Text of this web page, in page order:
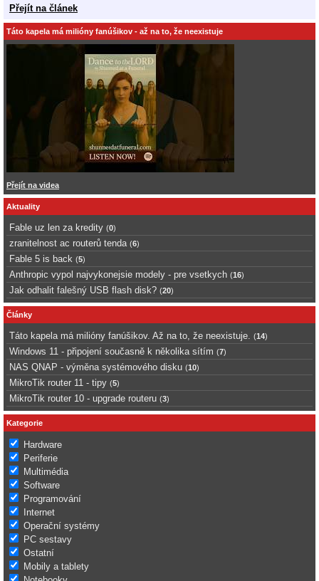
Přejít na článek
Táto kapela má milióny fanúšikov - až na to, že neexistuje
Přejít na videa
Aktuality
Fable uz len za kredity (0)
zranitelnost ac routerů tenda (6)
Fable 5 is back (5)
Anthropic vypol najvykonejsie modely - pre vsetkych (16)
Jak odhalit falešný USB flash disk? (20)
Články
Táto kapela má milióny fanúšikov. Až na to, že neexistuje. (14)
Windows 11 - připojení současně k několika sítím (7)
NAS QNAP - výměna systémového disku (10)
MikroTik router 11 - tipy (5)
MikroTik router 10 - upgrade routeru (3)
Kategorie
Hardware
Periferie
Multimédia
Software
Programování
Internet
Operační systémy
PC sestavy
Ostatní
Mobily a tablety